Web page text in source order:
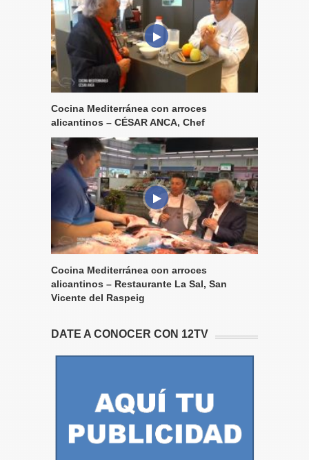
Cocina Mediterránea con arroces
alicantinos – CÉSAR ANCA, Chef
Cocina Mediterránea con arroces
alicantinos – Restaurante La Sal, San
Vicente del Raspeig
DATE A CONOCER CON 12TV